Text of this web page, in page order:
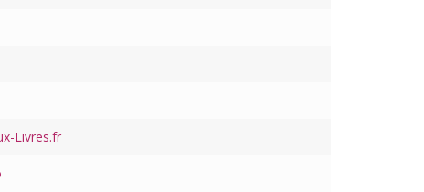
Livres.fr